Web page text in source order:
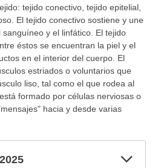
tejido conectivo, tejido epitelial,
El tejido conectivo sostiene y une
y el linfático. El tejido
éstos se encuentran la piel y el
en el interior del cuerpo. El
estriados o voluntarios que
liso, tal como el que rodea al
formado por células nerviosas o
hacia y desde varias